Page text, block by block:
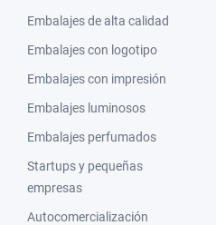
Embalajes de alta calidad
Embalajes con logotipo
Embalajes con impresión
Embalajes luminosos
Embalajes perfumados
Startups y pequeñas
empresas
Autocomercialización